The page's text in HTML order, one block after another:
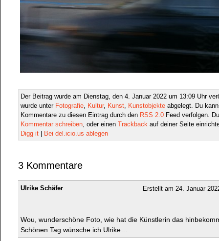
Der Beitrag wurde am Dienstag, den 4. Januar 2022 um 13:09 Uhr
wurde unter Fotografie, Kultur, Kunst, Kunstobjekte abgelegt. Du
Kommentare zu diesen Eintrag durch den RSS 2.0 Feed verfolgen.
Kommentar schreiben, oder einen Trackback auf deiner Seite
Digg it
Bei del.icio.us ablegen
3 Kommentare
Erstellt am 24. Januar
Ulrike Schäfer
Wou, wunderschöne Foto, wie hat die Künstlerin das
Schönen Tag wünsche ich Ulrike…